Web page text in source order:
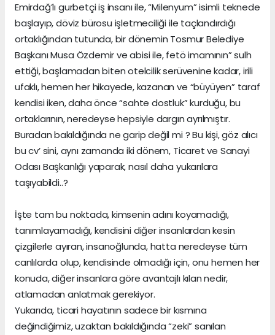
Emirdağ’lı gurbetçi iş insanı ile, “Milenyum” isimli teknede
başlayıp, döviz bürosu işletmeciliği ile taçlandırdığı
ortaklığından tutunda, bir dönemin Tosmur Belediye
Başkanı Musa Özdemir ve abisi ile, fetö imamının” sulh
ettiği, başlamadan biten otelcilik serüvenine kadar, irili
ufaklı, hemen her hikayede, kazanan ve “büyüyen” taraf
kendisi iken, daha önce “sahte dostluk” kurduğu, bu
ortaklarının, neredeyse hepsiyle dargın ayrılmıştır.
Buradan bakıldığında ne garip değil mi ? Bu kişi, göz alıcı
bu cv’ sini, aynı zamanda iki dönem, Ticaret ve Sanayi
Odası Başkanlığı yaparak, nasıl daha yukarılara
taşıyabildi..?
İşte tam bu noktada, kimsenin adını koyamadığı,
tanımlayamadığı, kendisini diğer insanlardan kesin
çizgilerle ayıran, insanoğlunda, hatta neredeyse tüm
canlılarda olup, kendisinde olmadığı için, onu hemen her
konuda, diğer insanlara göre avantajlı kılan nedir,
atlamadan anlatmak gerekiyor.
Yukarıda, ticari hayatının sadece bir kısmına
değindiğimiz, uzaktan bakıldığında “zeki” sanılan